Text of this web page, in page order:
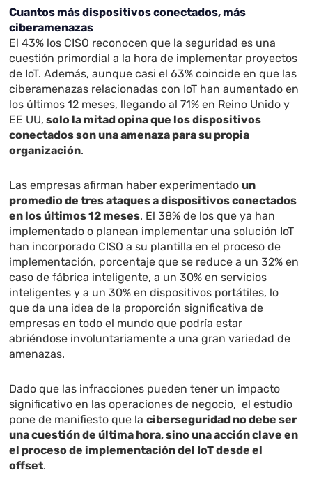
Cuantos más dispositivos conectados, más
ciberamenazas
El 43% los CISO reconocen que la seguridad es una
cuestión primordial a la hora de implementar proyectos
de IoT. Además, aunque casi el 63% coincide en que las
ciberamenazas relacionadas con IoT han aumentado en
los últimos 12 meses, llegando al 71% en Reino Unido y
EE UU, solo la mitad opina que los dispositivos
conectados son una amenaza para su propia
organización.
Las empresas afirman haber experimentadoun
promedio de tres ataques a dispositivos conectados
en los últimos 12 meses. El 38% de los que ya han
implementado o planean implementar una solución IoT
han incorporado CISO a su plantilla en el proceso de
implementación, porcentaje que se reduce a un 32% en
caso de fábrica inteligente, a un 30% en servicios
inteligentes y a un 30% en dispositivos portátiles, lo
que da una idea de la proporción significativa de
empresas en todo el mundo que podría estar
abriéndose involuntariamente a una gran variedad de
amenazas.
Dado que las infracciones pueden tener un impacto
significativo en las operaciones de negocio, el estudio
pone de manifiesto que laciberseguridad no debe ser
una cuestión de última hora, sino una acción clave en
el proceso de implementación del IoT desde el
offset.